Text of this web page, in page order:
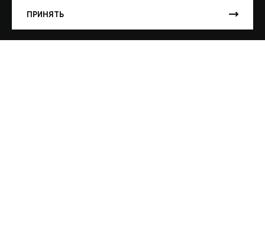
ПРИНЯТЬ